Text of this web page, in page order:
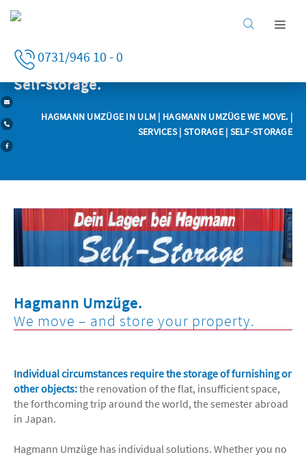
0731/946 10 - 0
Home
Services
Services
Self-storage.
HAGMANN UMZÜGE IN ULM | HAGMANN UMZÜGE WE MOVE. |
SERVICES| STORAGE | SELF-STORAGE
Hagmann Umzüge.
We move – and store your property.
Individual circumstances require the storage of furnishing or
other objects:the renovation of the flat, insufficient space,
the forthcoming trip around the world, the semester abroad
in Japan.
Hagmann Umzüge has individual solutions. Whether you no